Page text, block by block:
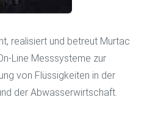
realisiert und betreut Murtac
Line Messsysteme zur
von Flüssigkeiten in der
der Abwasserwirtschaft.